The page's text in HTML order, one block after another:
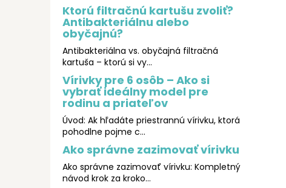
Ktorú filtračnú kartušu zvoliť?
Antibakteriálnu alebo
obyčajnú?
Antibakteriálna vs. obyčajná filtračná
kartuša – ktorú si vy...
Vírivky pre 6 osôb – Ako si
vybrať ideálny model pre
rodinu a priateľov
Úvod: Ak hľadáte priestrannú vírivku, ktorá
pohodlne pojme c...
Ako správne zazimovať vírivku
Ako správne zazimovať vírivku: Kompletný
návod krok za kroko...